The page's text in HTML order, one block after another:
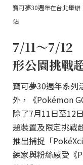
寶可夢30週年在台北舉
站
7/11～7/12
形公園挑戰
寶可夢30週年系
外，《Pokémon
除了7月11日至12
題裝置及限定挑戰
推出捕捉「
練家與粉絲感受《